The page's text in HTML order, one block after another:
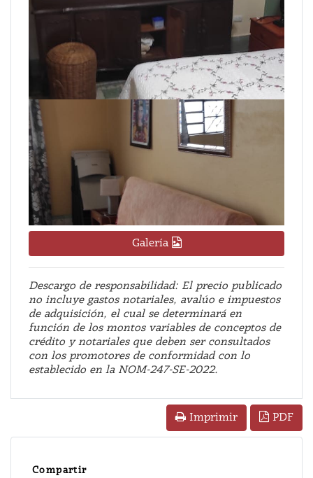
Galería
Descargo de responsabilidad: El precio publicado
no incluye gastos notariales, avalúo e impuestos
de adquisición, el cual se determinará en
función de los montos variables de conceptos de
crédito y notariales que deben ser consultados
con los promotores de conformidad con lo
establecido en la NOM-247-SE-2022.
Imprimir PDF
Compartir